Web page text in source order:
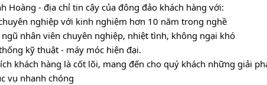
Hoàng - địa chỉ tin cậy của đông đảo khách hàng với:
nghiệp với kinh nghiệm hơn 10 năm trong nghề
nhân viên chuyên nghiệp, nhiệt tình, không ngại khó
kỹ thuật - máy móc hiện đại.
khách hàng là cốt lõi, mang đến cho quý khách những giải
vụ nhanh chóng